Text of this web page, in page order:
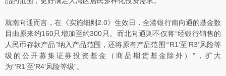
就南向通而言，在《实施细则2.0》生效日，全港银行南向通的基金数
目由原来约160只增加至约300只。而北向通则不仅将“经银行销售的
人民币存款产品”纳入产品范围，还将原有产品范围“‘R1’至‘R3’风险等
级的公开募集证券投资基金（商品期货基金除外）”，扩大
为“‘R1’至‘R4’风险等级”。